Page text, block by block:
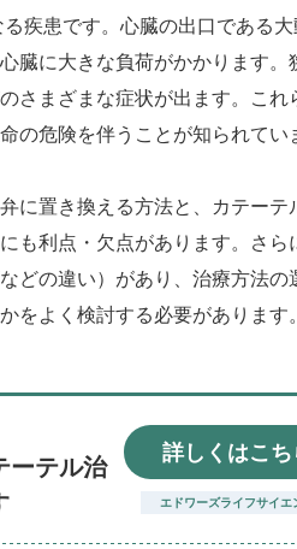
疾患です。心臓の出口である
臓に大きな負荷がかかります。
さまざまな症状が出ます。これ
危険を伴うことが知られてい
に置き換える方法と、カテーテ
も利点・欠点があります。さら
どの違い）があり、治療方法の
よく検討する必要があります。
ーテル治
詳しくはこち
エドワーズライフサイエ